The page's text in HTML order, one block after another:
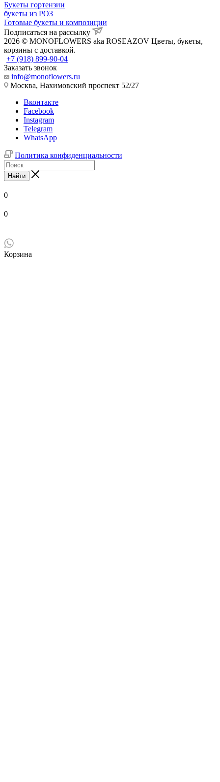
Букеты гортензии
букеты из РОЗ
Готовые букеты и композиции
Подписаться на рассылку
2026 © MONOFLOWERS aka ROSEAZOV Цветы, букеты,
корзины с доставкой.
+7 (918) 899-90-04
Заказать звонок
info@monoflowers.ru
Москва, Нахимовский проспект 52/27
Вконтакте
Facebook
Instagram
Telegram
WhatsApp
Политика конфиденциальности
Найти
0
0
Корзина